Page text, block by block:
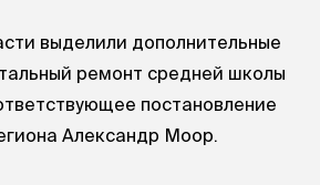
выделили дополнительные
ремонт средней школы
постановление
Александр Моор.